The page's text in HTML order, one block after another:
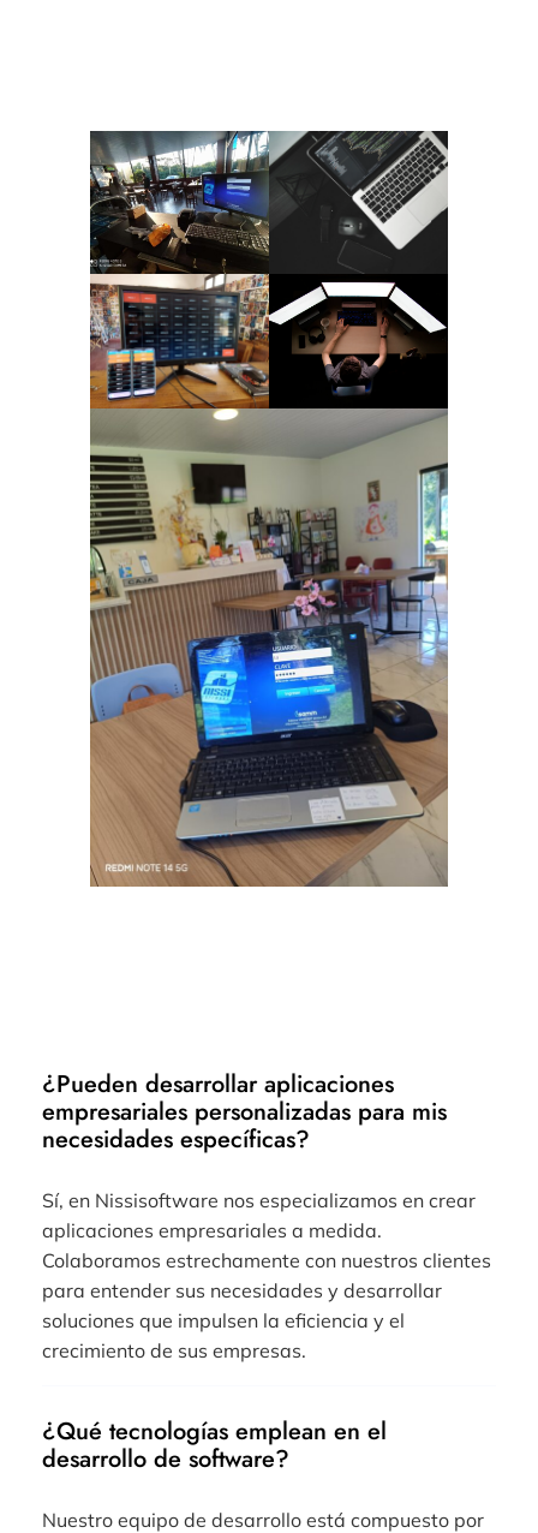
¿Pueden desarrollar aplicaciones
empresariales personalizadas para mis
necesidades específicas?
Sí, en Nissisoftware nos especializamos en crear
aplicaciones empresariales a medida.
Colaboramos estrechamente con nuestros clientes
para entender sus necesidades y desarrollar
soluciones que impulsen la eficiencia y el
crecimiento de sus empresas.
¿Qué tecnologías emplean en el
desarrollo de software?
Nuestro equipo de desarrollo está compuesto por